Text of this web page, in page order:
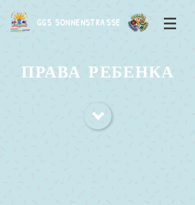
GGS SONNENSTRASSE
ПРАВА РЕБЕНКА